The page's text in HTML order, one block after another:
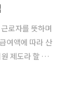
로자를 뜻하며
여액에 따라 산
제도라 할 수
우자, 부양자